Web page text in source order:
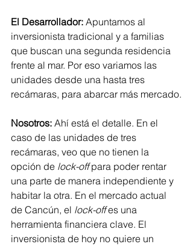
El Desarrollador: Apuntamos al
inversionista tradicional y a familias
que buscan una segunda residencia
frente al mar. Por eso variamos las
unidades desde una hasta tres
recámaras, para abarcar más mercado.
Nosotros: Ahí está el detalle. En el
caso de las unidades de tres
recámaras, veo que no tienen la
opción de lock-off para poder rentar
una parte de manera independiente y
habitar la otra. En el mercado actual
de Cancún, el lock-off es una
herramienta financiera clave. El
inversionista de hoy no quiere un